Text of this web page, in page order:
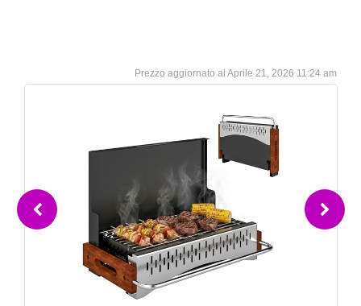
Aprile 21, 2026 11:24 am